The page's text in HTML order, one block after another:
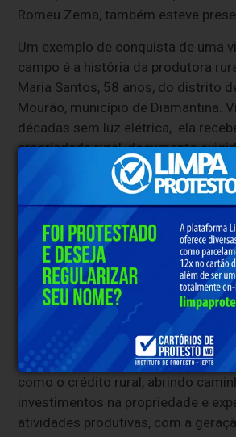
Romeu Zema, também esteve
Um exemplo de conquista de uma
campo é a história da produtora
Maria Santos, 58 anos, do distrito
Mourão, município de Diamantina.
décadas sem luz elétrica, ela
propriedade rural, documento
da energia na sua propriedade. “É
esperado para mim hoje. Com o
melhor e produzir mais. Tudo na
Preciso de luz para a chocadeira,
para a caixa. Agora, vou poder
empréstimo para melhorar a
galinhas”, planeja.
O título de Regularização Fundiária
além de garantir ao produtor rural
viabiliza o acesso às diversas
como o crédito rural, abrindo
investimentos na propriedade e
atividades produtivas, com a